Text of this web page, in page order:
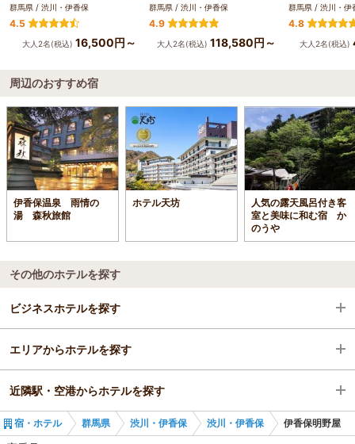
群馬県 / 渋川・伊香保
4.5
大人2名(税込) 16,500円～
群馬県 / 渋川・伊香保
4.9
大人2名(税込) 118,580円～
群馬県 / 渋川・伊
4.8
大人2名(税込)
周辺のおすすめ宿
伊香保温泉 雨情の
湯 森秋旅館
ホテル天坊
人気の露天風呂付き客
室と美味に和む宿 か
のうや
その他のホテルを探す
ビジネスホテルを探す
群馬県
渋川・伊香保
渋川駅
エリアからホテルを探す
群馬県
渋川・伊香保
近隣駅・空港からホテルを探す
小野上駅
宿・ホテル 群馬県 渋川・伊香保 渋川・伊香保 伊香保明野屋